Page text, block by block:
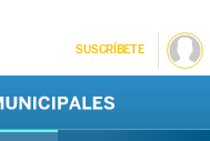
SUSCRÍBETE